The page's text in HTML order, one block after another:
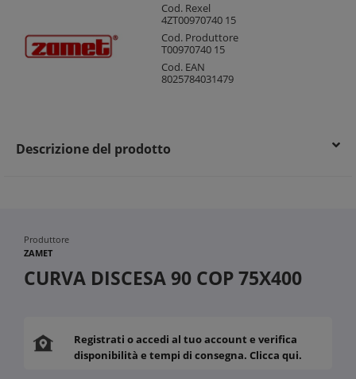
Cod. Rexel
4ZT00970740 15
Cod. Produttore
T00970740 15
Cod. EAN
8025784031479
Descrizione del prodotto
Produttore
ZAMET
CURVA DISCESA 90 COP 75X400
Registrati o accedi al tuo account e verifica
disponibilità e tempi di consegna. Clicca qui.